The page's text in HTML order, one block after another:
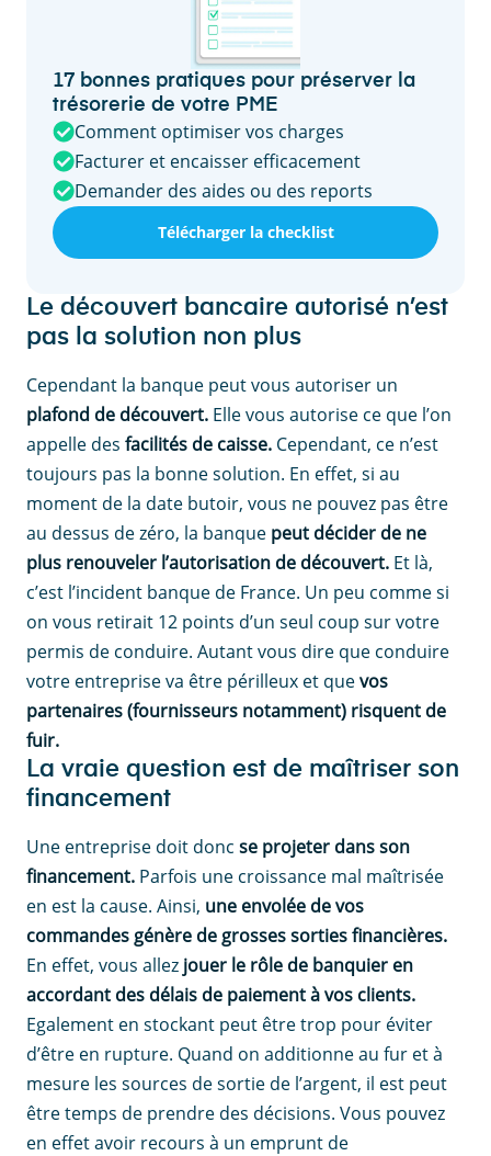
17 bonnes pratiques pour préserver la
trésorerie de votre PME
Comment optimiser vos charges
Facturer et encaisser efficacement
Demander des aides ou des reports
Télécharger la checklist
Le découvert bancaire autorisé n’est
pas la solution non plus
Cependant la banque peut vous autoriser un
plafond de découvert. Elle vous autorise ce que l’on
appelle des facilités de caisse. Cependant, ce n’est
toujours pas la bonne solution. En effet, si au
moment de la date butoir, vous ne pouvez pas être
au dessus de zéro, la banque peut décider de ne
plus renouveler l’autorisation de découvert. Et là,
c’est l’incident banque de France. Un peu comme si
on vous retirait 12 points d’un seul coup sur votre
permis de conduire. Autant vous dire que conduire
votre entreprise va être périlleux et quevos
partenaires (fournisseurs notamment) risquent de
fuir.
La vraie question est de maîtriser son
financement
Une entreprise doit donc se projeter dans son
financement. Parfois une croissance mal maîtrisée
en est la cause. Ainsi, une envolée de vos
commandes génère de grosses sorties financières.
En effet, vous allez jouer le rôle de banquier en
accordant des délais de paiement à vos clients.
Egalement en stockant peut être trop pour éviter
d’être en rupture. Quand on additionne au fur et à
mesure les sources de sortie de l’argent, il est peut
être temps de prendre des décisions. Vous pouvez
en effet avoir recours à un emprunt de